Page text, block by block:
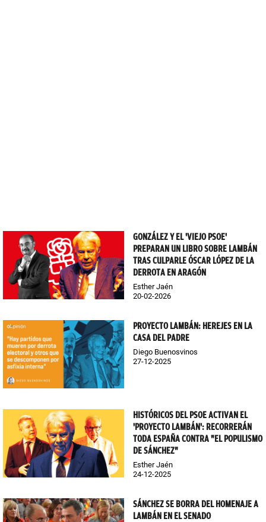
GONZÁLEZ Y EL 'VIEJO PSOE'
PREPARAN UN LIBRO SOBRE LAMBÁN
TRAS CULPARLE ÓSCAR LÓPEZ DE LA
DERROTA EN ARAGÓN
Esther Jaén
20-02-2026
PROYECTO LAMBÁN: HEREJES EN LA
CASA DEL PADRE
Diego Buenosvinos
27-12-2025
HISTÓRICOS DEL PSOE ACTIVAN EL
'PROYECTO LAMBÁN': RECORRERÁN
TODA ESPAÑA CONTRA "EL POPULISMO
DE SÁNCHEZ"
Esther Jaén
24-12-2025
SÁNCHEZ SE BORRA DEL HOMENAJE A
LAMBÁN EN EL SENADO